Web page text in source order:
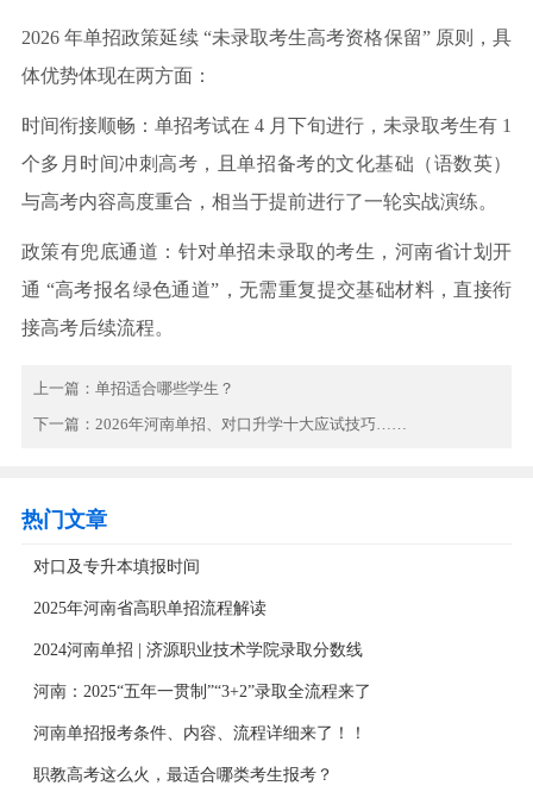
2026 年单招政策延续 “未录取考生高考资格保留” 原则，具
体优势体现在两方面：
时间衔接顺畅：单招考试在 4 月下旬进行，未录取考生有 1
个多月时间冲刺高考，且单招备考的文化基础（语数英）
与高考内容高度重合，相当于提前进行了一轮实战演练。
政策有兜底通道：针对单招未录取的考生，河南省计划开
通 “高考报名绿色通道”，无需重复提交基础材料，直接衔
接高考后续流程。
上一篇： 单招适合哪些学生？
下一篇： 2026年河南单招、对口升学十大应试技巧……
热门文章
对口及专升本填报时间
2025年河南省高职单招流程解读
2024河南单招 | 济源职业技术学院录取分数线
河南：2025“五年一贯制”“3+2”录取全流程来了
河南单招报考条件、内容、流程详细来了！！
职教高考这么火，最适合哪类考生报考？